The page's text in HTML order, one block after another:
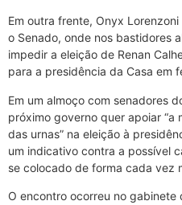
Em outra frente, Onyx
o Senado, onde nos bastidores
impedir a eleição de Renan
para a presidência da Casa em
Em um almoço com senadores
próximo governo quer apoiar “a
das urnas” na eleição à
um indicativo contra a possível
se colocado de forma cada vez
O encontro ocorreu no gabinete